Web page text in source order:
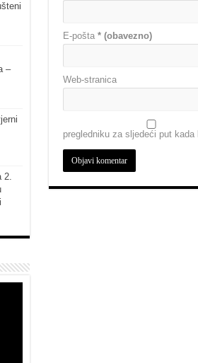
E-pošta * (obavezno)
Web-stranica
pregledniku za sljedeći put kada
–
2.